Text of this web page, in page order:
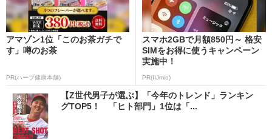
アマゾン1位「このお茶ガチで
す」噂のお茶
PR(ハーブ健康本舗)
スマホ2GBで月額850円～ 格安
SIMをお得に使うキャンペーン
実施中！
PR(IIJmio)
【Z世代男子が選ぶ】「今年のトレンド」ランキン
グTOP5！ 「ヒト部門」1位は「...